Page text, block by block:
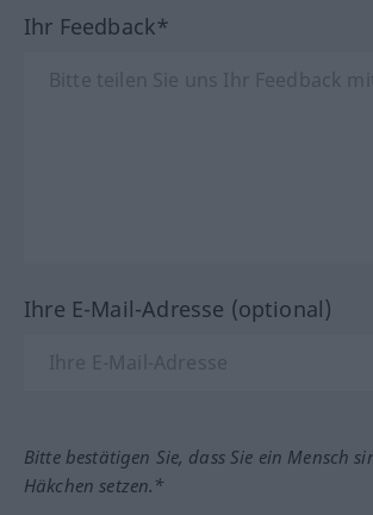
Ihr Feedback*
Ihre E-Mail-Adresse (optional)
Bitte bestätigen Sie, dass Sie ein Mensch
Häkchen setzen.*